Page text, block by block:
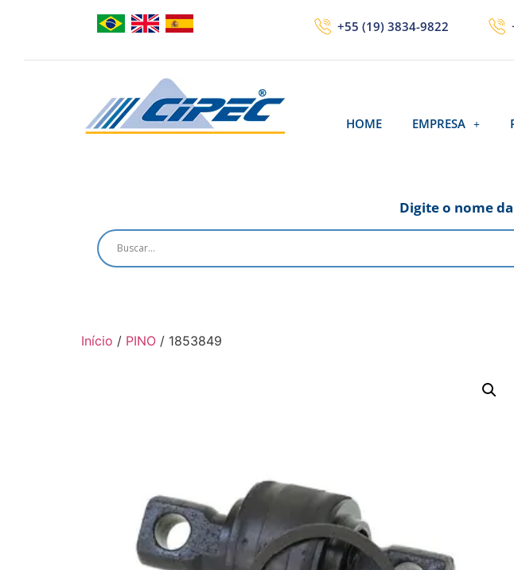
+55 (19) 3834-9822
HOME EMPRESA
Digite o nome
Início / PINO / 1853849